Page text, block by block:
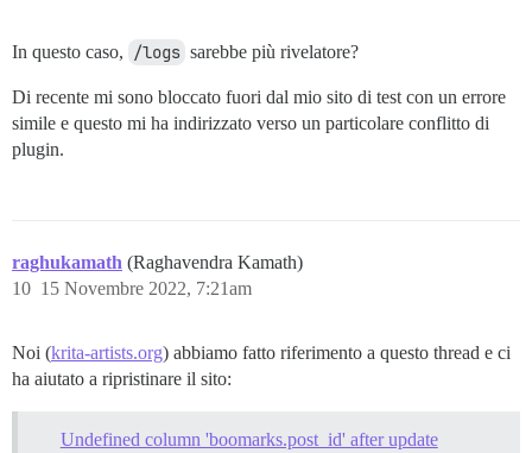
In questo caso, /logs sarebbe più rivelatore?
Di recente mi sono bloccato fuori dal mio sito di test con un errore
simile e questo mi ha indirizzato verso un particolare conflitto di
plugin.
raghukamath (Raghavendra Kamath)
15 Novembre 2022, 7:21am
10
Noi (krita-artists.org) abbiamo fatto riferimento a questo thread e ci
ha aiutato a ripristinare il sito:
Undefined column 'boomarks.post_id' after update